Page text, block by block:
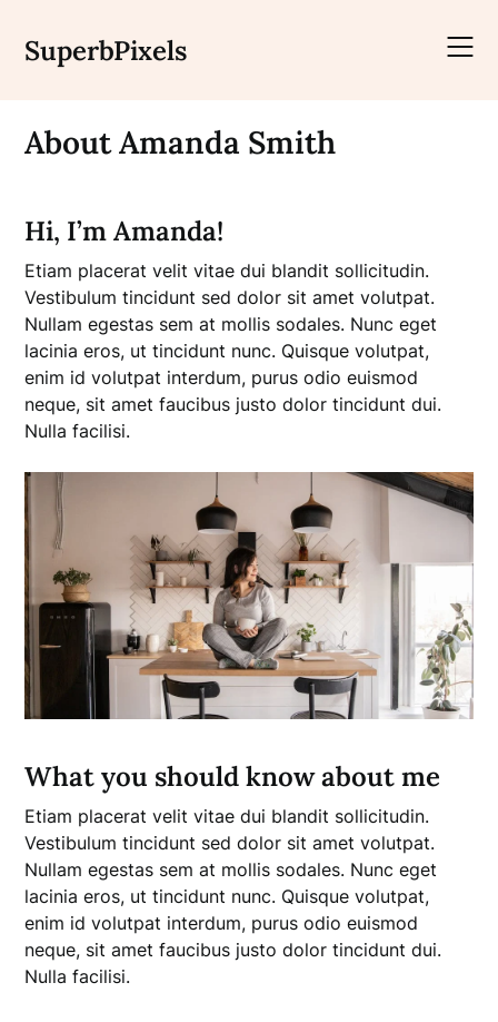
SuperbPixels
About Amanda Smith
Hi, I’m Amanda!
Etiam placerat velit vitae dui blandit sollicitudin.
Vestibulum tincidunt sed dolor sit amet volutpat.
Nullam egestas sem at mollis sodales. Nunc eget
lacinia eros, ut tincidunt nunc. Quisque volutpat,
enim id volutpat interdum, purus odio euismod
neque, sit amet faucibus justo dolor tincidunt dui.
Nulla facilisi.
What you should know about me
Etiam placerat velit vitae dui blandit sollicitudin.
Vestibulum tincidunt sed dolor sit amet volutpat.
Nullam egestas sem at mollis sodales. Nunc eget
lacinia eros, ut tincidunt nunc. Quisque volutpat,
enim id volutpat interdum, purus odio euismod
neque, sit amet faucibus justo dolor tincidunt dui.
Nulla facilisi.